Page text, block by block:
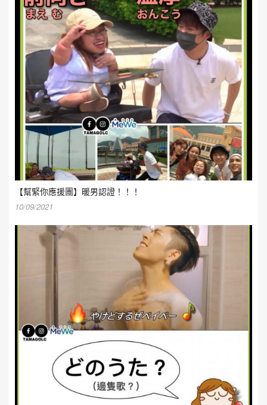
【幫緊你應援團】暖男認證！！！
10/09/2021